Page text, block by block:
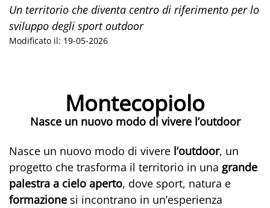
Un territorio che diventa centro di riferimento per lo
sviluppo degli sport outdoor
Modificato il: 19-05-2026
Montecopiolo
Nasce un nuovo modo di vivere l’outdoor
Nasce un nuovo modo di vivere l’outdoor, un
progetto che trasforma il territorio in una grande
palestra a cielo aperto, dove sport, natura e
formazione si incontrano in un’esperienza